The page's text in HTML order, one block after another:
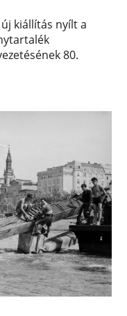
kiállítás nyílt a
80.